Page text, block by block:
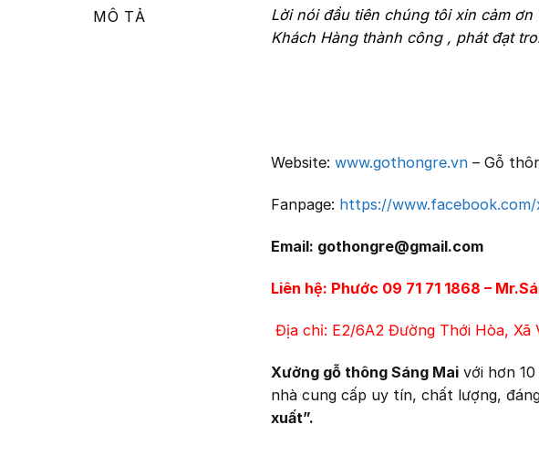
MÔ TẢ Lời nói đầu tiên chúng tôi xin cảm ơn
Khách Hàng thành công , phát đạt
Website: www.gothongre.vn – Gỗ
Fanpage: https://
Email: gothongre@gmail.com
Liên hệ: Phước 09 71 71 1868 –
Địa chỉ: E2/6A2 Đường Thới Hòa, Xã
Xưởng gỗ thông Sáng Mai với hơn
nhà cung cấp uy tín, chất lượng,
xuất”.